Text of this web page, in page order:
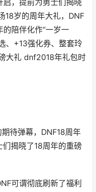
启，提前为勇士们揭晓
岁的周年大礼，DNF
陪伴化作“一岁一
、+13强化券、整套玲
大礼 dnf2018年礼包时
待弹幕，DNF18周年
揭晓了18周年的重磅
可谓彻底刷新了福利